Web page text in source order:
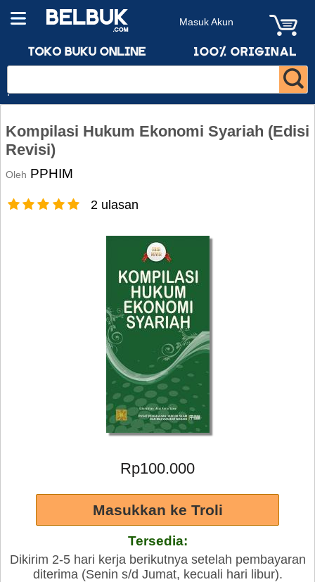
Masuk Akun
Kompilasi Hukum Ekonomi Syariah (Edisi
Revisi)
Oleh PPHIM
2 ulasan
Rp100.000
Tersedia:
Dikirim 2-5 hari kerja berikutnya setelah pembayaran
diterima (Senin s/d Jumat, kecuali hari libur).